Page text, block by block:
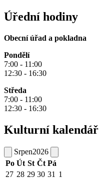
Úřední hodiny
Obecní úřad a pokladna
Pondělí
7:00 - 11:00
12:30 - 16:30
Středa
7:00 - 11:00
12:30 - 16:30
Kulturní kalendář
Srpen2026
Po Út St Čt Pá
27 28 29 30 31 1